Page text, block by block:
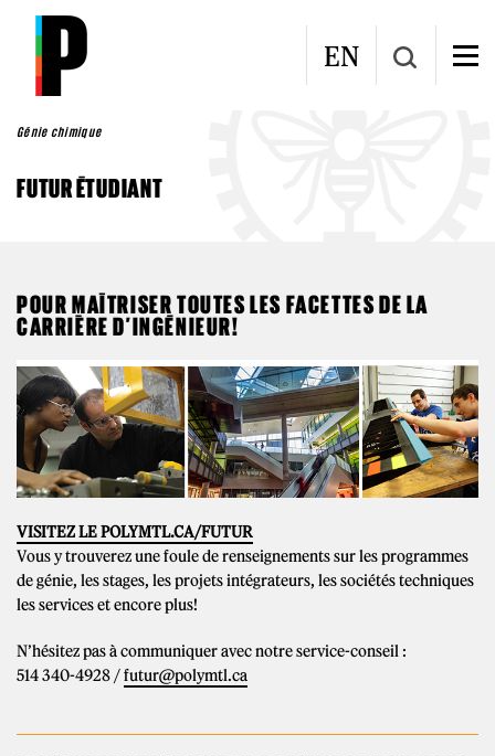
Aller au contenu principal
EN
Génie chimique
FUTUR ÉTUDIANT
POUR MAÎTRISER TOUTES LES FACETTES DE LA
CARRIÈRE D’INGÉNIEUR!
VISITEZ LE POLYMTL.CA/FUTUR
Vous y trouverez une foule de renseignements sur les programmes
de génie, les stages, les projets intégrateurs, les sociétés techniques
les services et encore plus!
N’hésitez pas à communiquer avec notre service-conseil :
514 340-4928 /futur@polymtl.ca